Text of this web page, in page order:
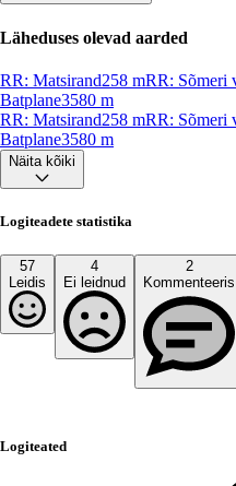
Läheduses olevad aarded
RR: Matsirand258 mRR: Sõmeri
Batplane3580 m
RR: Matsirand258 mRR: Sõmeri
Batplane3580 m
Näita kõiki
Logiteadete statistika
57
Leidis
4
Ei leidnud
2
Kommenteeris
Logiteated